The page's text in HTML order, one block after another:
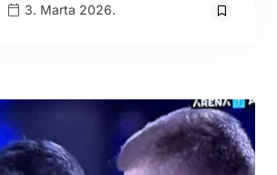
3. Marta 2026.